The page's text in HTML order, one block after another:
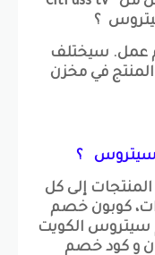
؟
طلبك خلال 4 – 5 أيام عمل. سيختلف
المنتج في مخزن
سيتروس ؟
إلى كل
كوبون خصم
الكويت
و كود خصم